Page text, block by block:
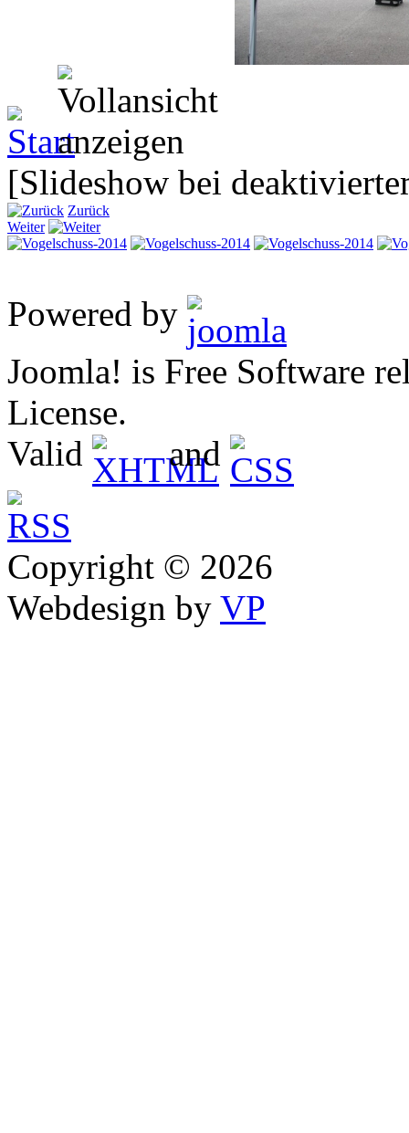
[Slideshow bei
Zurück
Weiter
Powered by
Joomla! is Free Software
License.
Valid
and
Copyright © 2026
Webdesign by VP